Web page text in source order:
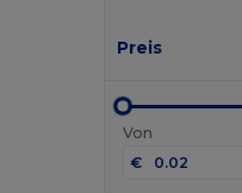
Preis
Von
€